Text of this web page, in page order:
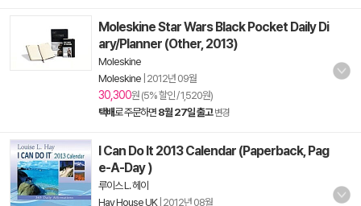
Moleskine Star Wars Black Pocket Daily Di
ary/Planner (Other, 2013)
Moleskine
Moleskine 2012년 09월
30,300원 (5% 할인 / 1,520원)
택배로 주문하면 8월 27일 출고 변경
I Can Do It 2013 Calendar (Paperback, Pag
e-A-Day )
루이스 L. 헤이
Hay House UK| 2012년 08월